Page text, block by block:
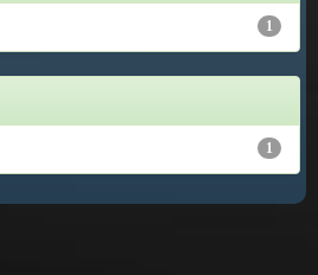
1
1